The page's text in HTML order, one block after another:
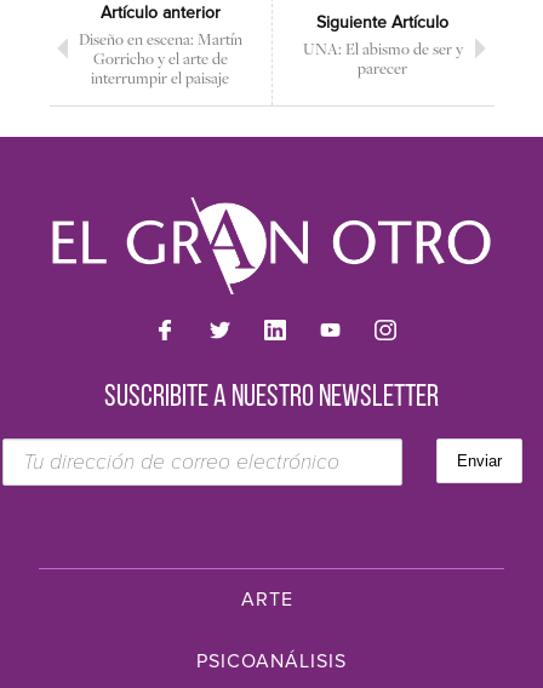
Artículo anterior
Diseño en escena: Martín
Gorricho y el arte de
interrumpir el paisaje
Siguiente Artículo
UNA: El abismo de ser y
parecer
SUSCRIBITE A NUESTRO NEWSLETTER
ARTE
PSICOANÁLISIS